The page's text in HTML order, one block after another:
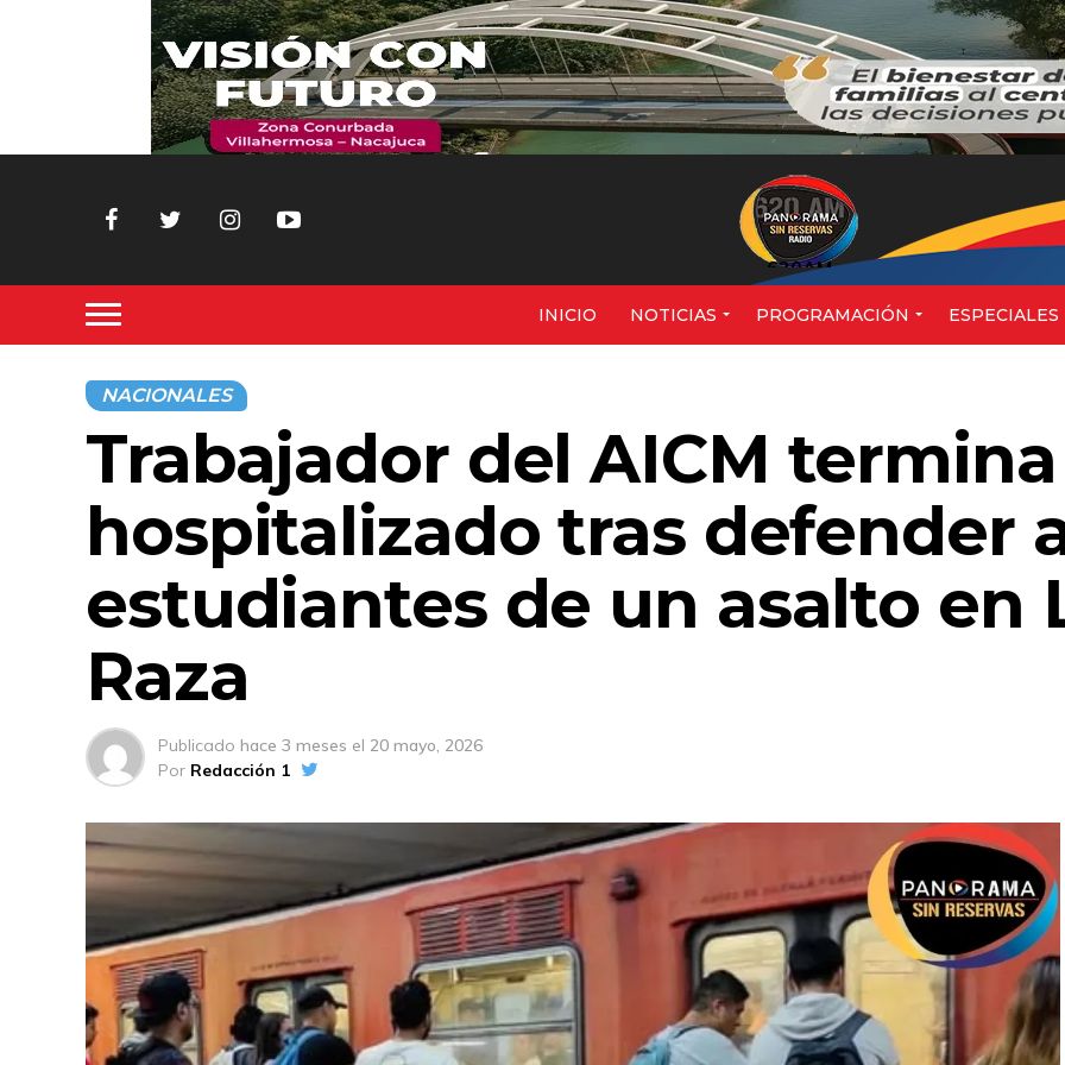
620AM
INICIO NOTICIAS PROGRAMACIÓN ESPECIALES
NACIONALES
Trabajador del AICM termina
hospitalizado tras defender
estudiantes de un asalto en
Raza
Publicado hace 3 meses el 20 mayo, 2026
Por Redacción 1